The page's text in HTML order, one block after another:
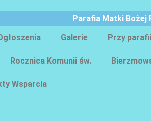
Parafia Matki Bożej
Galerie Przy parafii
Rocznica Komunii św.
Wsparcia